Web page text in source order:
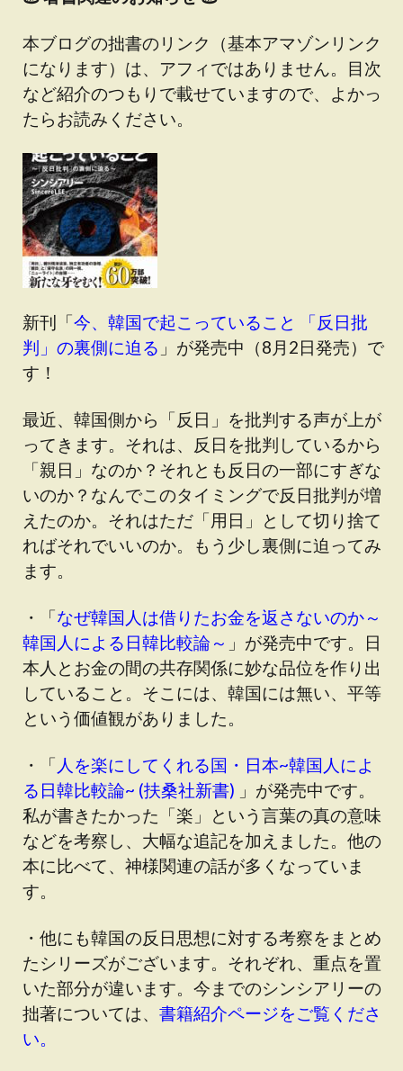
本ブログの拙書のリンク（基本アマゾンリンク
になります）は、アフィではありません。目次
など紹介のつもりで載せていますので、よかっ
たらお読みください。
新刊「今、韓国で起こっていること 「反日批
判」の裏側に迫る 」が発売中（8月2日発売）で
す！
最近、韓国側から「反日」を批判する声が上が
ってきます。それは、反日を批判しているから
「親日」なのか？それとも反日の一部にすぎな
いのか？なんでこのタイミングで反日批判が増
えたのか。それはただ「用日」として切り捨て
ればそれでいいのか。もう少し裏側に迫ってみ
ます。
・「なぜ韓国人は借りたお金を返さないのか～
韓国人による日韓比較論～ 」が発売中です。日
本人とお金の間の共存関係に妙な品位を作り出
していること。そこには、韓国には無い、平等
という価値観がありました。
・「 人を楽にしてくれる国・日本~韓国人によ
る日韓比較論~ (扶桑社新書) 」が発売中です。
私が書きたかった「楽」という言葉の真の意味
などを考察し、大幅な追記を加えました。他の
本に比べて、神様関連の話が多くなっていま
す。
・他にも韓国の反日思想に対する考察をまとめ
たシリーズがございます。それぞれ、重点を置
いた部分が違います。今までのシンシアリーの
拙著については、 書籍紹介ページをご覧くださ
い。